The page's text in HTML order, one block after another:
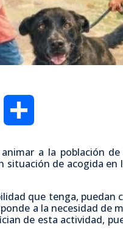
m
p
a la población
situación de acogida en
que tenga, puedan
a la necesidad de
de esta actividad,